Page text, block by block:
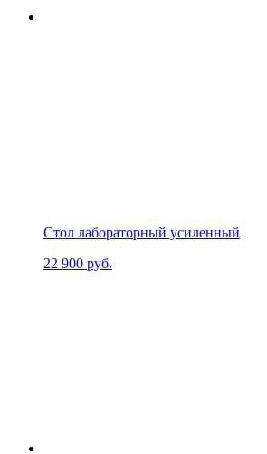
Стол лабораторный усиленный
22 900 руб.